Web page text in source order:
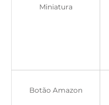
Miniatura
Botão Amazon